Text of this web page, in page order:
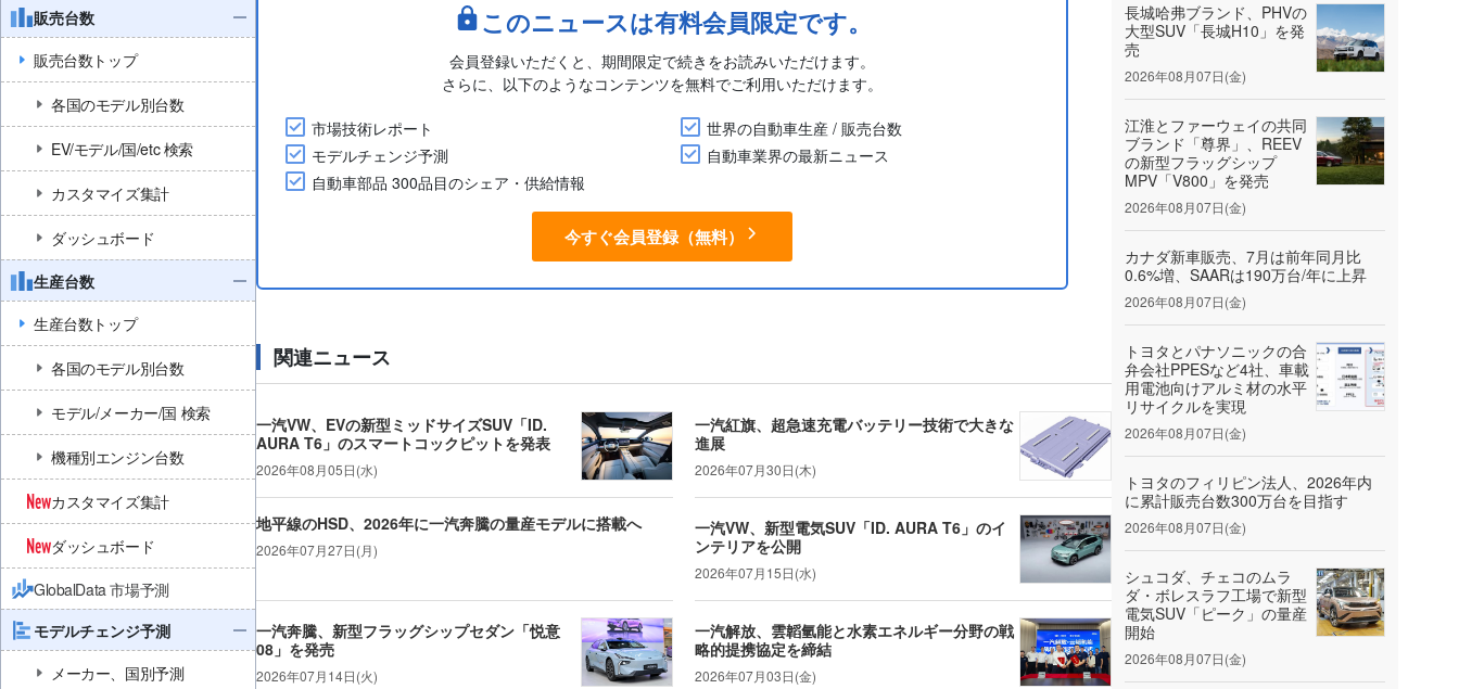
販売台数
販売台数トップ
各国のモデル別台数
EV/モデル/国/etc 検索
カスタマイズ集計
ダッシュボード
生産台数
生産台数トップ
各国のモデル別台数
モデル/メーカー/国 検索
機種別エンジン台数
カスタマイズ集計
ダッシュボード
GlobalData 市場予測
モデルチェンジ予測
メーカー、国別予測
このニュースは有料会員限定です。
会員登録いただくと、期間限定で続きをお読みいただけます。
さらに、以下のようなコンテンツを無料でご利用いただけます。
市場技術レポート
世界の自動車生産 / 販売台数
モデルチェンジ予測
自動車業界の最新ニュース
自動車部品 300品目のシェア・供給情報
今すぐ会員登録（無料）
関連ニュース
一汽VW、EVの新型ミッドサイズSUV「ID.
AURA T6」のスマートコックピットを発表
2026年08月05日(水)
一汽紅旗、超急速充電バッテリー技術で大きな
進展
2026年07月30日(木)
地平線のHSD、2026年に一汽奔騰の量産モデルに搭載へ
2026年07月27日(月)
一汽VW、新型電気SUV「ID. AURA T6」のイ
ンテリアを公開
2026年07月15日(水)
一汽奔騰、新型フラッグシップセダン「悦意
08」を発売
2026年07月14日(火)
一汽解放、雲韜氫能と水素エネルギー分野の戦
略的提携協定を締結
2026年07月03日(金)
長城哈弗ブランド、PHVの
大型SUV「長城H10」を発
売
2026年08月07日(金)
江淮とファーウェイの共同
ブランド「尊界」、REEV
の新型フラッグシップ
MPV「V800」を発売
2026年08月07日(金)
カナダ新車販売、7月は前年同月比
0.6%増、SAARは190万台/年に上昇
2026年08月07日(金)
トヨタとパナソニックの合
弁会社PPESなど4社、車載
用電池向けアルミ材の水平
リサイクルを実現
2026年08月07日(金)
トヨタのフィリピン法人、2026年内
に累計販売台数300万台を目指す
2026年08月07日(金)
シュコダ、チェコのムラ
ダ・ボレスラフ工場で新型
電気SUV「ピーク」の量産
開始
2026年08月07日(金)